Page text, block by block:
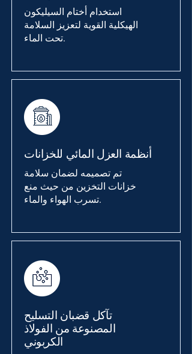
استخدام أختام السيليكون
الهيكلية القوية لتعزيز السلامة
تحت الماء.
أنظمة العزل المائي للخزانات
تم تصميمه لضمان سلامة
خزانات التخزين من حيث منع
تسرب الهواء والماء.
تآكل قضبان التسليح
المصنوعة من الفولاذ
الكربوني